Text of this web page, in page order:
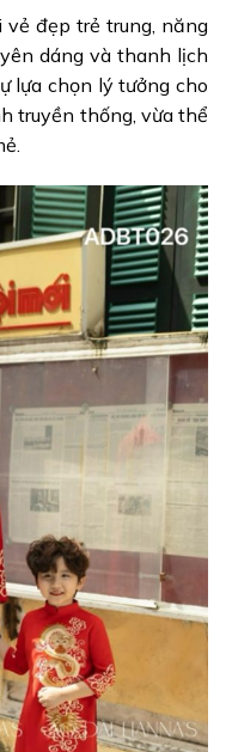
đẹp trẻ trung, năng
dáng và thanh lịch
lựa chọn lý tưởng cho
truyền thống, vừa thể